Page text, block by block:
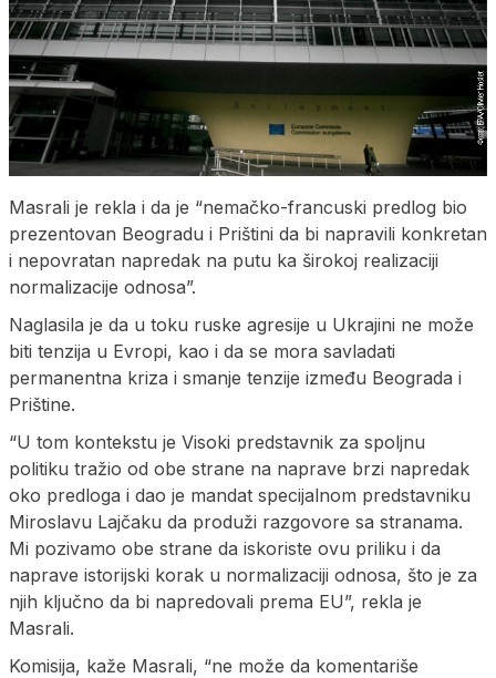
Masrali je rekla i da je “nemačko-francuski predlog bio
prezentovan Beogradu i Prištini da bi napravili konkretan
i nepovratan napredak na putu ka širokoj realizaciji
normalizacije odnosa”.
Naglasila je da u toku ruske agresije u Ukrajini ne može
biti tenzija u Evropi, kao i da se mora savladati
permanentna kriza i smanje tenzije između Beograda i
Prištine.
“U tom kontekstu je Visoki predstavnik za spoljnu
politiku tražio od obe strane na naprave brzi napredak
oko predloga i dao je mandat specijalnom predstavniku
Miroslavu Lajčaku da produži razgovore sa stranama.
Mi pozivamo obe strane da iskoriste ovu priliku i da
naprave istorijski korak u normalizaciji odnosa, što je za
njih ključno da bi napredovali prema EU”, rekla je
Masrali.
Komisija, kaže Masrali, “ne može da komentariše